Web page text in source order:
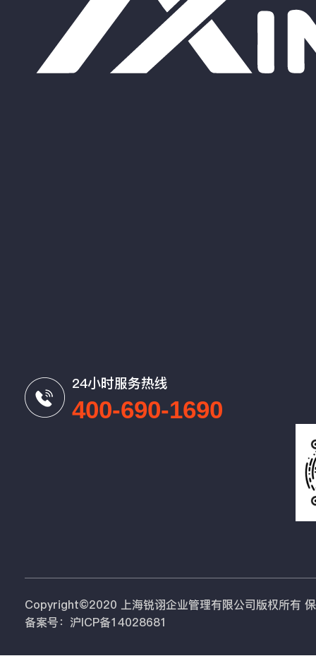
24小时服务热线
400-690-1690
Copyright©2020 上海锐诩企业管理有限公司版权所有
备案号：沪ICP备14028681